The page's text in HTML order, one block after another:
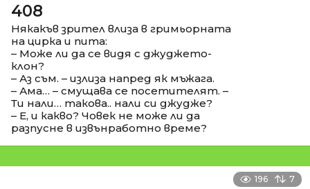
408
Някакъв зрител влиза в гримьорната
на цирка и пита:
– Може ли да се видя с джуджето-
клон?
– Аз съм. – излиза напред як мъжага.
– Ама… – смущава се посетителят. –
Ти нали… такова.. нали си джудже?
– Е, и какво? Човек не може ли да
разпусне в извънработно време?
196 7